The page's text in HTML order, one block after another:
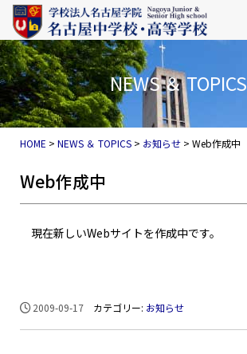
コンテンツへスキップ
メインナビゲーション
NEWS ＆ TOPICS
HOME >NEWS ＆ TOPICS > お知らせ >Web作成中
Web作成中
現在新しいWebサイトを作成中です。
2009-09-17 カテゴリー: お知らせ